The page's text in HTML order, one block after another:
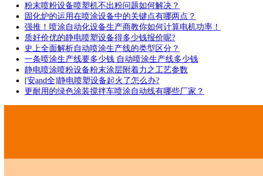
粉末喷粉设备喷塑机不出粉问题如何解决？
固化炉的运用在喷涂设备中的关键点有哪两点？
强推！喷涂自动化设备生产商教你如何计算电机功率！
质好价优的静电喷塑设备得多少钱报价呢?
史上全面解析自动喷涂生产线的类型区分？
一条喷涂生产线要多少钱 自动喷涂生产线多少钱
静电喷涂喷粉设备粉末涂层附着力之工艺参数
[安and全]静电喷塑设备起火了怎么办?
更耐用的绿色涂装搅拌车喷涂自动线有哪些厂家？